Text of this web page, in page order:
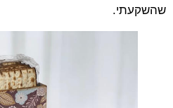
שהשקעתי.